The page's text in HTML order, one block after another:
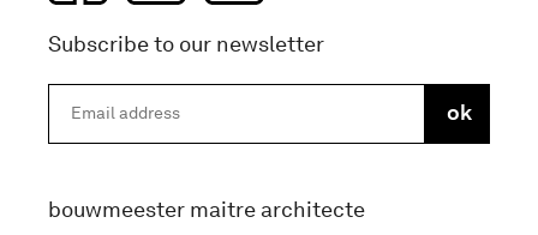
Subscribe to our newsletter
bouwmeester maitre architecte